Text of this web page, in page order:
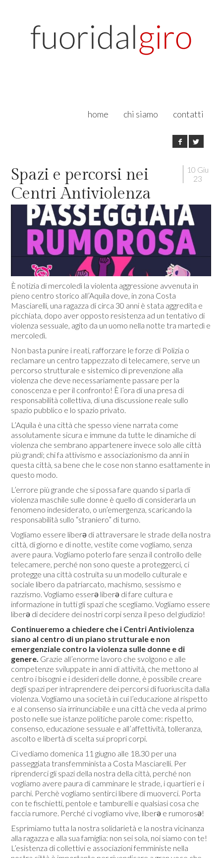
home chi siamo contatti
10 Giu
23
Spazi e percorsi nei
Centri Antiviolenza
È notizia di mercoledì la violenta aggressione avvenuta in
pieno centro storico all’Aquila dove, in zona Costa
Masciarelli, una ragazza di circa 30 anni è stata aggredita e
picchiata, dopo aver opposto resistenza ad un tentativo di
violenza sessuale, agito da un uomo nella notte tra martedì e
mercoledì.
Non basta punire i reati, rafforzare le forze di Polizia o
reclamare un centro tappezzato di telecamere, serve un
percorso strutturale e sistemico di prevenzione alla
violenza che deve necessariamente passare per la
conoscenza e per il confronto! È l’ora di una presa di
responsabilità collettiva, di una discussione reale sullo
spazio pubblico e lo spazio privato.
L’Aquila è una città che spesso viene narrata come
assolutamente sicura e immune da tutte le dinamiche di
violenza che sembrano appartenere invece solo alle città
più grandi; chi fa attivismo e associazionismo da anni in
questa città, sa bene che le cose non stanno esattamente in
questo modo.
L’errore più grande che si possa fare quando si parla di
violenza maschile sulle donne è quello di considerarla un
fenomeno indesiderato, o un’emergenza, scaricando la
responsabilità sullo “straniero” di turno.
Vogliamo essere liberə di attraversare le strade della nostra
città, di giorno e di notte, vestite come vogliamo, senza
avere paura. Vogliamo poterlo fare senza il controllo delle
telecamere, perché non sono queste a proteggerci, ci
protegge una città costruita su un modello culturale e
sociale libero da patriarcato, machismo, sessismo e
razzismo. Vogliamo esserə liberə di fare cultura e
informazione in tutti gli spazi che scegliamo. Vogliamo essere
liberə di decidere dei nostri corpi senza il peso del giudizio!
Continueremo a chiedere che i Centri Antiviolenza
siano al centro di un piano strutturale e non
emergenziale contro la violenza sulle donne e di
genere. Grazie all’enorme lavoro che svolgono e alle
competenze sviluppate in anni di attività, che mettono al
centro i bisogni e i desideri delle donne, è possibile creare
degli spazi per intraprendere dei percorsi di fuoriuscita dalla
violenza. Vogliamo una società in cui l’educazione al rispetto
e al consenso sia irrinunciabile e una città che veda al primo
posto nelle sue istanze politiche parole come: rispetto,
consenso, educazione sessuale e all’affettività, tolleranza,
ascolto e libertà di scelta sui propri corpi.
Ci vediamo domenica 11 giugno alle 18.30 per una
passeggiata transfemminista a Costa Masciarelli. Per
riprenderci gli spazi della nostra della città, perché non
vogliamo avere paura di camminare le strade, i quartieri e i
parchi. Perchè vogliamo sentirci libere di muoverci. Porta
con te fischietti, pentole e tamburelli e qualsiasi cosa che
faccia rumore. Perché ci vogliamo vive, liberə e rumorosə!
Esprimiamo tutta la nostra solidarietà e la nostra vicinanza
alla ragazza e alla sua famiglia: non sei sola, noi siamo con te!
L’esistenza di collettivi e associazioni femministe nella